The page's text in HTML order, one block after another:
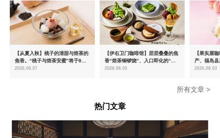
【从夏入秋】桃子的清甜与焙茶的
焦香。“桃子与焙茶安蜜”将于8月
中旬起限时发售
2026.08.07
【伊右卫门咖啡馆】层层叠叠的焦
香“焙茶铜锣烧”、入口即化的“宇
治抹茶提拉米苏”全新登场
2026.08.05
【果实屋
产、福岛
2026.08.03
所有文章 >
热门文章